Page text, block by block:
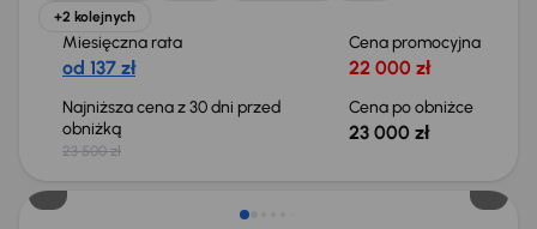
+2 kolejnych
Miesięczna rata
od 137 zł
Cena promocyjna
22 000 zł
Najniższa cena z 30 dni przed
obniżką
23 500 zł
Cena po obniżce
23 000 zł
Możliwość odliczenia VAT